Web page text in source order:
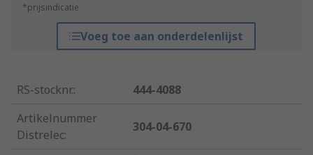
*prijsindicatie
Voeg toe aan onderdelenlijst
RS-stocknr.:
444-4088
Artikelnummer
Distrelec:
304-04-670